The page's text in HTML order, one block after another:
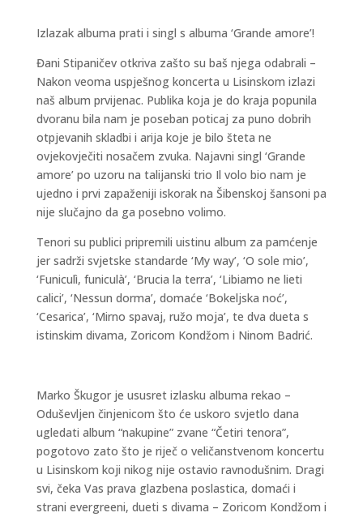
Izlazak albuma prati i singl s albuma ‘Grande amore’!
Đani Stipaničev otkriva zašto su baš njega odabrali –
Nakon veoma uspješnog koncerta u Lisinskom izlazi
naš album prvijenac. Publika koja je do kraja popunila
dvoranu bila nam je poseban poticaj za puno dobrih
otpjevanih skladbi i arija koje je bilo šteta ne
ovjekovječiti nosačem zvuka. Najavni singl ‘Grande
amore’ po uzoru na talijanski trio Il volo bio nam je
ujedno i prvi zapaženiji iskorak na Šibenskoj šansoni pa
nije slučajno da ga posebno volimo.
Tenori su publici pripremili uistinu album za pamćenje
jer sadrži svjetske standarde ‘My way’, ‘O sole mio’,
‘Funiculì, funiculà’, ‘Brucia la terra’, ‘Libiamo ne lieti
calici’, ‘Nessun dorma’, domaće ‘Bokeljska noć’,
‘Cesarica’, ‘Mirno spavaj, ružo moja’, te dva dueta s
istinskim divama, Zoricom Kondžom i Ninom Badrić.
Marko Škugor je ususret izlasku albuma rekao –
Oduševljen činjenicom što će uskoro svjetlo dana
ugledati album “nakupine” zvane “Četiri tenora”,
pogotovo zato što je riječ o veličanstvenom koncertu
u Lisinskom koji nikog nije ostavio ravnodušnim. Dragi
svi, čeka Vas prava glazbena poslastica, domaći i
strani evergreeni, dueti s divama – Zoricom Kondžom i